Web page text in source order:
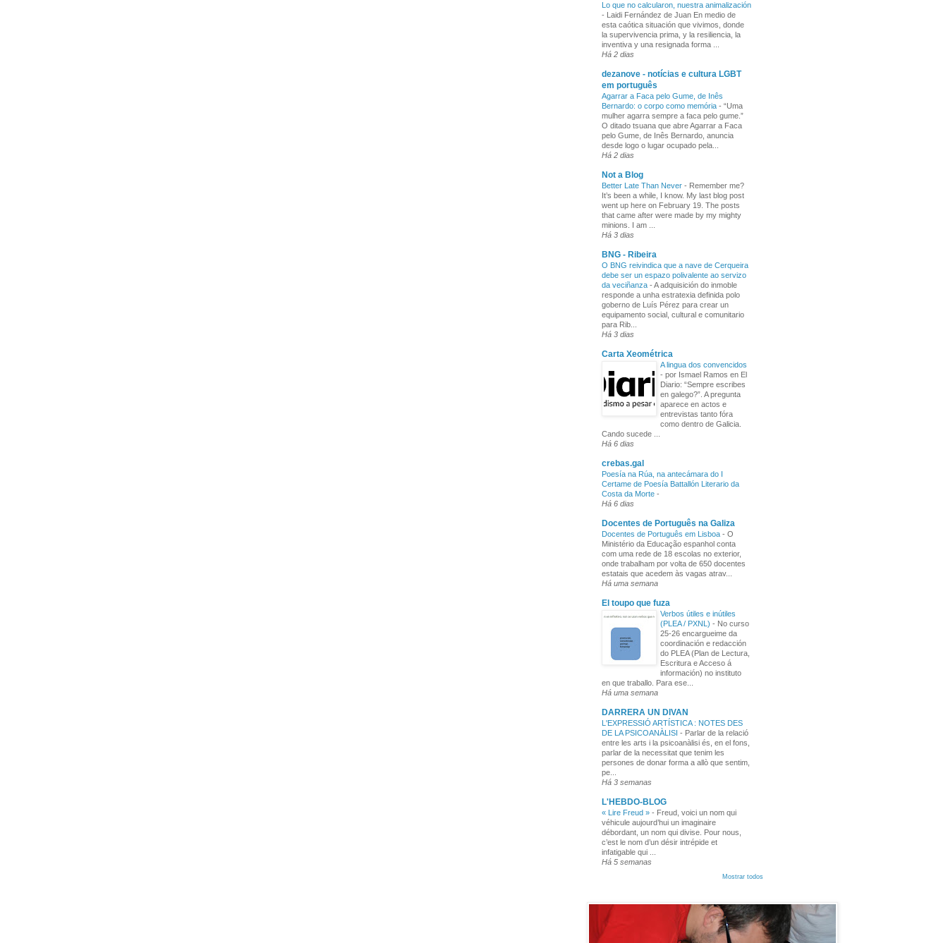
Lo que no calcularon, nuestra animalización
- Laidi Fernández de Juan En medio de
esta caótica situación que vivimos, donde
la supervivencia prima, y la resiliencia, la
inventiva y una resignada forma ...
Há 2 dias
dezanove - notícias e cultura LGBT
em português
Agarrar a Faca pelo Gume, de Inês
Bernardo: o corpo como memória - “Uma
mulher agarra sempre a faca pelo gume.”
O ditado tsuana que abre Agarrar a Faca
pelo Gume, de Inês Bernardo, anuncia
desde logo o lugar ocupado pela...
Há 2 dias
Not a Blog
Better Late Than Never - Remember me?
It’s been a while, I know. My last blog post
went up here on February 19. The posts
that came after were made by my mighty
minions. I am ...
Há 3 dias
BNG - Ribeira
O BNG reivindica que a nave de Cerqueira
debe ser un espazo polivalente ao servizo
da veciñanza - A adquisición do inmoble
responde a unha estratexia definida polo
goberno de Luís Pérez para crear un
equipamento social, cultural e comunitario
para Rib...
Há 3 dias
Carta Xeométrica
A lingua dos convencidos
- por Ismael Ramos en El
Diario: “Sempre escribes
en galego?”. A pregunta
aparece en actos e
entrevistas tanto fóra
como dentro de Galicia.
Cando sucede ...
Há 6 dias
crebas.gal
Poesía na Rúa, na antecámara do I
Certame de Poesía Battallón Literario da
Costa da Morte -
Há 6 dias
Docentes de Português na Galiza
Docentes de Português em Lisboa - O
Ministério da Educação espanhol conta
com uma rede de 18 escolas no exterior,
onde trabalham por volta de 650 docentes
estatais que acedem às vagas atrav...
Há uma semana
El toupo que fuza
Verbos útiles e inútiles
(PLEA / PXNL) - No curso
25-26 encargueime da
coordinación e redacción
do PLEA (Plan de Lectura,
Escritura e Acceso á
información) no instituto
en que traballo. Para ese...
Há uma semana
DARRERA UN DIVAN
L'EXPRESSIÓ ARTÍSTICA : NOTES DES
DE LA PSICOANÀLISI - Parlar de la relació
entre les arts i la psicoanàlisi és, en el fons,
parlar de la necessitat que tenim les
persones de donar forma a allò que sentim,
pe...
Há 3 semanas
L'HEBDO-BLOG
« Lire Freud » - Freud, voici un nom qui
véhicule aujourd’hui un imaginaire
débordant, un nom qui divise. Pour nous,
c’est le nom d’un désir intrépide et
infatigable qui ...
Há 5 semanas
Mostrar todos